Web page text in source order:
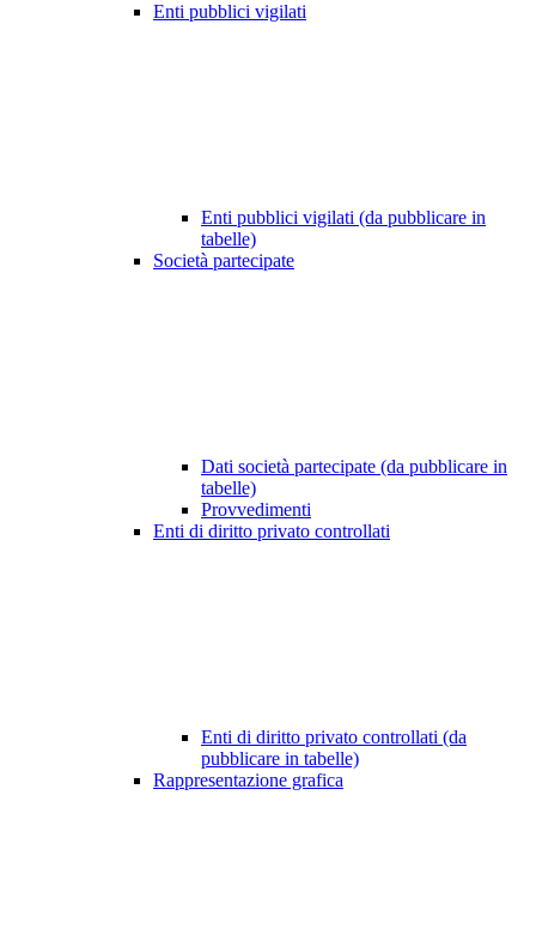
Enti pubblici vigilati
Enti pubblici vigilati (da pubblicare in
tabelle)
Società partecipate
Dati società partecipate (da pubblicare in
tabelle)
Provvedimenti
Enti di diritto privato controllati
Enti di diritto privato controllati (da
pubblicare in tabelle)
Rappresentazione grafica